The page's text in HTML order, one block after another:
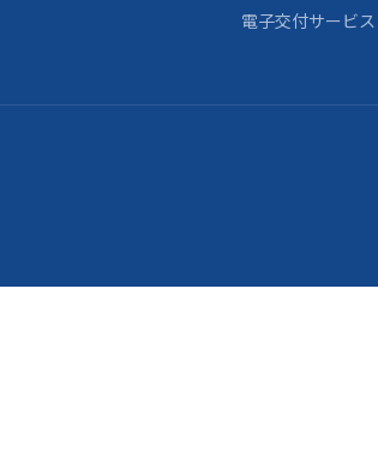
電子交付サービス